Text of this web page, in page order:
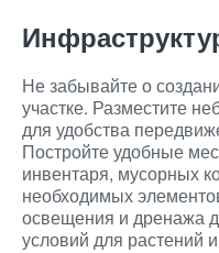
Не забывайте о
участке. Разместите
для удобства
Постройте удобные
инвентаря, мусорных
необходимых
освещения и дренажа
условий для растений